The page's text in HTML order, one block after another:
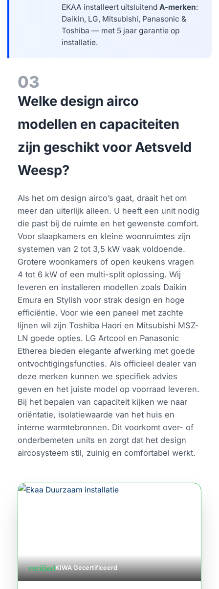
EKAA installeert uitsluitendA-merken:
Daikin, LG, Mitsubishi, Panasonic &
Toshiba — met 5 jaar garantie op
installatie.
03
Welke design airco
modellen en capaciteiten
zijn geschikt voor Aetsveld
Weesp?
Als het om design airco’s gaat, draait het om
meer dan uiterlijk alleen. U heeft een unit nodig
die past bij de ruimte en het gewenste comfort.
Voor slaapkamers en kleine woonruimtes zijn
systemen van 2 tot 3,5 kW vaak voldoende.
Grotere woonkamers of open keukens vragen
4 tot 6 kW of een multi-split oplossing. Wij
leveren en installeren modellen zoals Daikin
Emura en Stylish voor strak design en hoge
efficiëntie. Voor wie een paneel met zachte
lijnen wil zijn Toshiba Haori en Mitsubishi MSZ-
LN goede opties. LG Artcool en Panasonic
Etherea bieden elegante afwerking met goede
ontvochtigingsfuncties. Als officieel dealer van
deze merken kunnen we specifiek advies
geven en het juiste model op voorraad leveren.
Bij het bepalen van capaciteit kijken we naar
oriëntatie, isolatiewaarde van het huis en
interne warmtebronnen. Dit voorkomt over- of
onderbemeten units en zorgt dat het design
aircosysteem stil, zuinig en comfortabel werkt.
verifiedKIWA Gecertificeerd